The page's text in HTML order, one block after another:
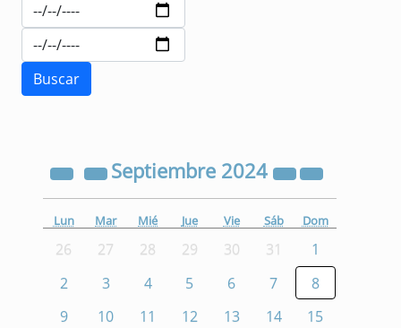
Septiembre 2024
Lun Mar Mié Jue Vie Sáb Dom
26 27 28 29 30 31
1
2
3 4 5 6 7
8
9
10 11 12 13 14
15